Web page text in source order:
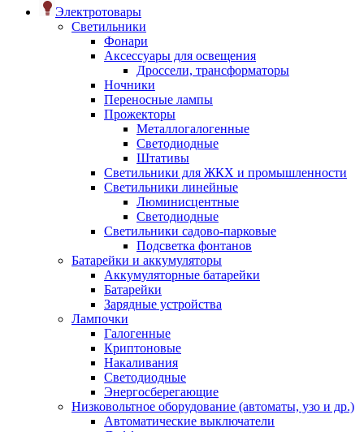
Электротовары
Светильники
Фонари
Аксессуары для освещения
Дроссели, трансформаторы
Ночники
Переносные лампы
Прожекторы
Металлогалогенные
Светодиодные
Штативы
Светильники для ЖКХ и промышленности
Светильники линейные
Люминисцентные
Светодиодные
Светильники садово-парковые
Подсветка фонтанов
Батарейки и аккумуляторы
Аккумуляторные батарейки
Батарейки
Зарядные устройства
Лампочки
Галогенные
Криптоновые
Накаливания
Светодиодные
Энергосберегающие
Низковольтное оборудование (автоматы, узо и др.)
Автоматические выключатели